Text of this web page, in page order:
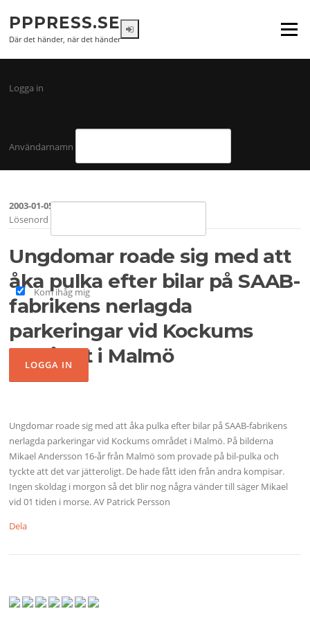
innehåll
PPPRESS.SE
Där det händer, när det händer
Meny
Logga in
Användarnamn
Lösenord
Kom ihåg mig
2003-01-05
Ungdomar roade sig med att
åka pulka efter bilar på SAAB-
fabrikens nerlagda
parkeringar vid Kockums
området i Malmö
Ungdomar roade sig med att åka pulka efter bilar på SAAB-fabrikens
nerlagda parkeringar vid Kockums området i Malmö. På bilderna
Mikael Andersson 16-år från Malmö som provade på bil-pulka och
tyckte att det var jätteroligt. De hade fått iden från andra kompisar.
Ingen skoldag i morgon så det blir nog några vänder till säger Mikael
vid 01 tiden i morse. AV Patrick Persson
Dela